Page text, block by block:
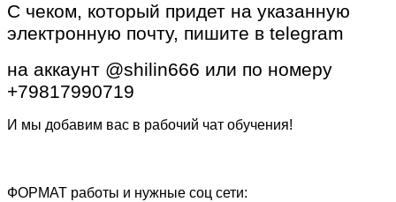
С чеком, который придет на указанную
электронную почту, пишите в telegram
на аккаунт @shilin666 или по номеру
+79817990719
И мы добавим вас в рабочий чат обучения!
ФОРМАТ работы и нужные соц сети: